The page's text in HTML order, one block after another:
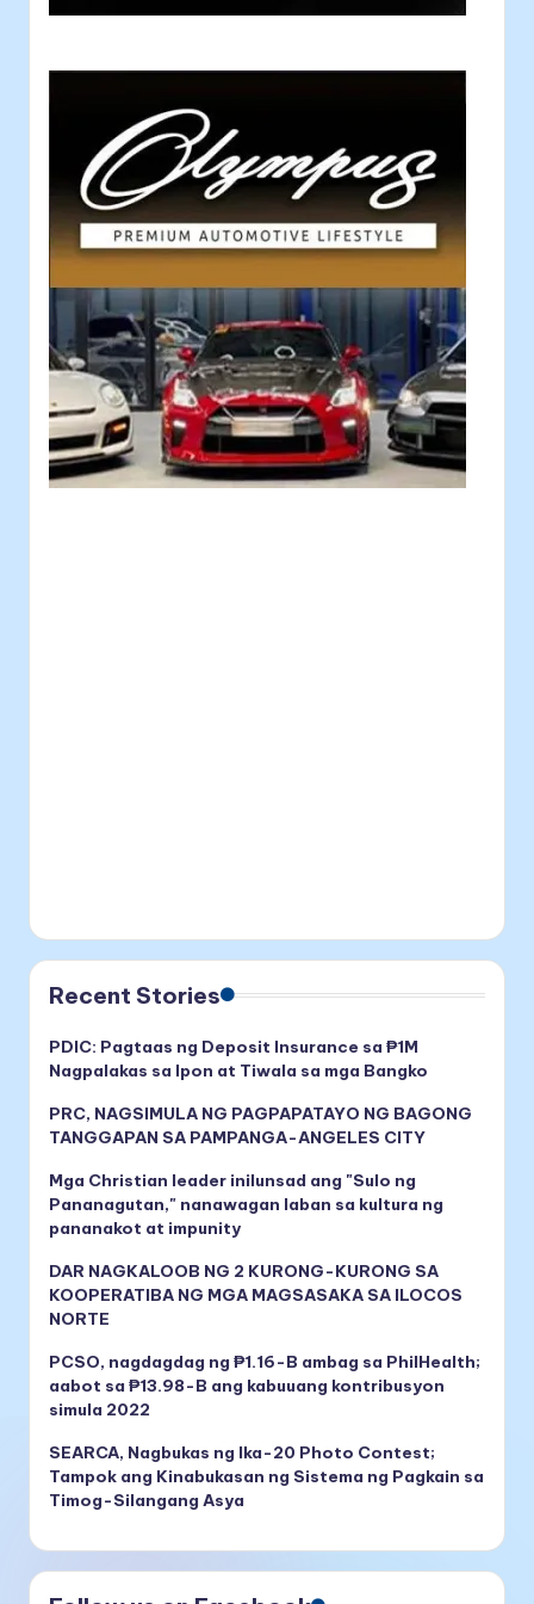
Recent Stories
PDIC: Pagtaas ng Deposit Insurance sa ₱1M
Nagpalakas sa Ipon at Tiwala sa mga Bangko
PRC, NAGSIMULA NG PAGPAPATAYO NG BAGONG
TANGGAPAN SA PAMPANGA-ANGELES CITY
Mga Christian leader inilunsad ang "Sulo ng
Pananagutan," nanawagan laban sa kultura ng
pananakot at impunity
DAR NAGKALOOB NG 2 KURONG-KURONG SA
KOOPERATIBA NG MGA MAGSASAKA SA ILOCOS
NORTE
PCSO, nagdagdag ng ₱1.16-B ambag sa PhilHealth;
aabot sa ₱13.98-B ang kabuuang kontribusyon
simula 2022
SEARCA, Nagbukas ng Ika-20 Photo Contest;
Tampok ang Kinabukasan ng Sistema ng Pagkain sa
Timog-Silangang Asya